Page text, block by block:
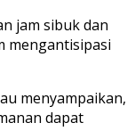
jam sibuk dan
mengantisipasi
menyampaikan,
dapat